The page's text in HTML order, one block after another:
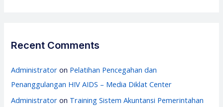
Recent Comments
Administrator on Pelatihan Pencegahan dan
Penanggulangan HIV AIDS – Media Diklat Center
Administrator on Training Sistem Akuntansi Pemerintahan